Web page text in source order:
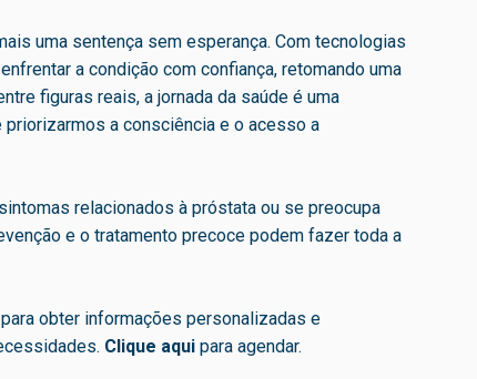
uma sentença sem esperança. Com tecnologias
a condição com confiança, retomando uma
figuras reais, a jornada da saúde é uma
a consciência e o acesso a
relacionados à próstata ou se preocupa
e o tratamento precoce podem fazer toda a
obter informações personalizadas e
Clique aqui para agendar.